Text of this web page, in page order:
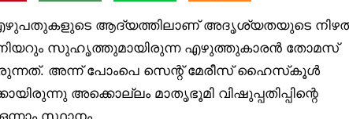
ആദ്യത്തിലാണ് അദൃശ്യതയുടെ
സുഹൃത്തുമായിരുന്ന എഴുത്തുകാരൻ തോമസ്
അന്ന് പോംപെ സെന്റ് മേരീസ് ഹൈസ്‌കൂൾ
അക്കൊല്ലം മാതൃഭൂമി വിഷുപ്പതിപ്പിന്റെ
സ്ഥാനം.